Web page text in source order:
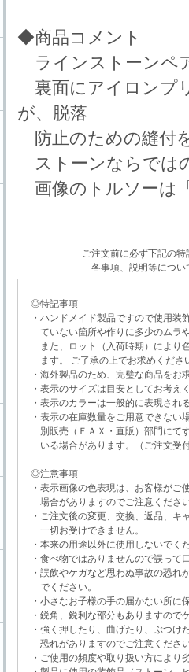
◆商品コメント
ラインストーンペ
裏面にアイロンプ
が、脱落
防止のための縫付
ストーンならでは
画像のトルソーは
ご注文前に必ず下記の
各事項、説明等につい
◎特記事項
・ハンドメイド製品ですので使用装
ていない箇所や作りに多少のムラ
また、ロット（入荷時期）により
ます。 ご了承の上でお求めくださ
・海外製品のため、完璧な商品をお
・表示のサイズは目安としてお考え
・表示のカラーは一般的に表現され
・表示の在庫数量をご用意できな
別販売（ＦＡＸ・直販）部門にて
いる場合があります。（ご注文受
◎注意事項
・表示画像の色表現は、お客様がご
場合がありますのでご注意くださ
・ご注文後の変更、交換、返品、キ
一切お受けできません。
・本来の用途以外に使用しないでく
・食べ物ではありませんので誤って
・誤飲やケガなど思わぬ事故の恐れ
でください。
・小さなお子様の手の届かない所に
・鋭角、鋭利な部分もありますので
・強く押したり、曲げたり、ぶつけ
恐れがありますのでご注意くださ
・ご使用の頻度や取り扱い方により